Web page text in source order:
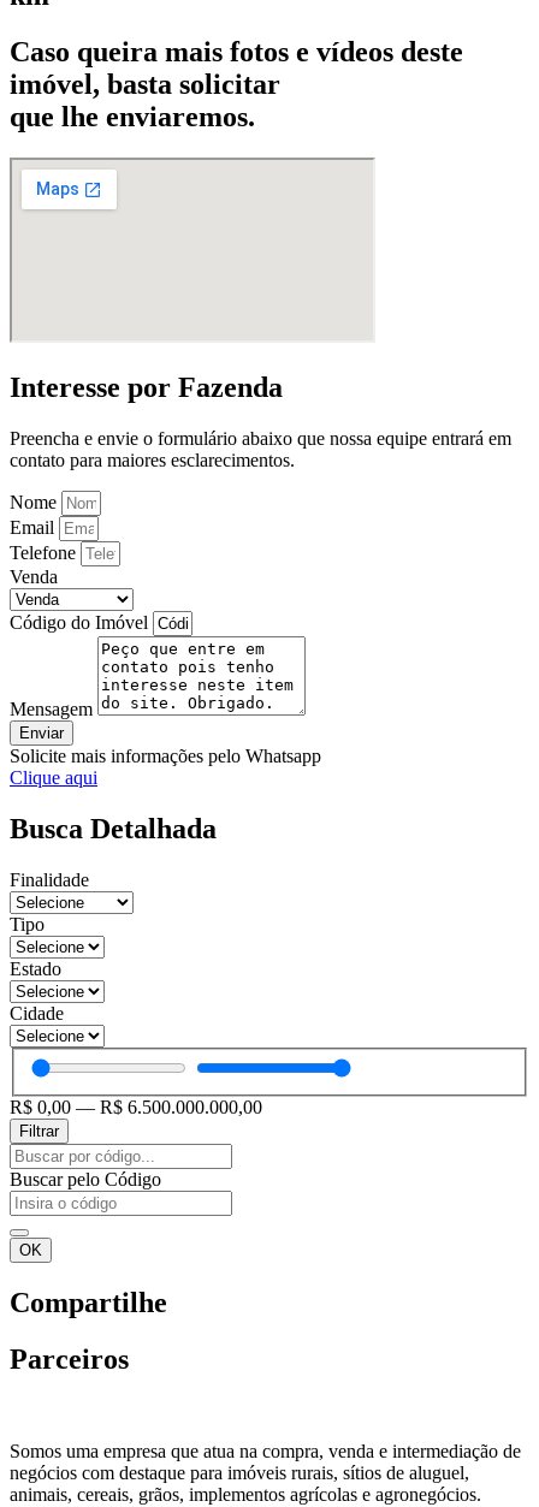
Caso queira mais fotos e vídeos deste
imóvel, basta solicitar
que lhe enviaremos.
Interesse por Fazenda
Preencha e envie o formulário abaixo que nossa equipe entrará em
contato para maiores esclarecimentos.
Nome
Email
Telefone
Venda
Código do Imóvel
Mensagem
Enviar
Solicite mais informações pelo Whatsapp
Clique aqui
Busca Detalhada
Finalidade
Tipo
Estado
Cidade
R$ 0,00 — R$ 6.500.000.000,00
Filtrar
Pesquisar
...
Buscar pelo Código
OK
Compartilhe
Parceiros
Somos uma empresa que atua na compra, venda e intermediação de
negócios com destaque para imóveis rurais, sítios de aluguel,
animais, cereais, grãos, implementos agrícolas e agronegócios.